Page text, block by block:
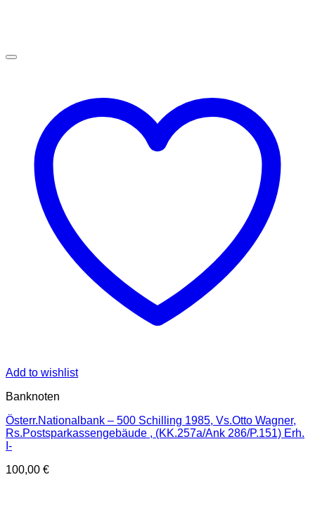
Add to wishlist
Banknoten
Österr.Nationalbank – 500 Schilling 1985, Vs.Otto Wagner,
Rs.Postsparkassengebäude , (KK.257a/Ank 286/P.151) Erh.
I-
100,00 €